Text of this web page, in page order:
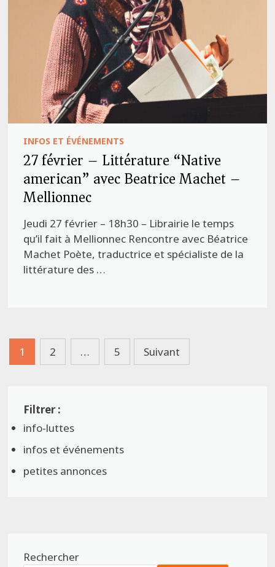
INFOS ET ÉVÉNEMENTS
27 février – Littérature “Native
american” avec Beatrice Machet –
Mellionnec
Jeudi 27 février – 18h30 – Librairie le temps
qu’il fait à Mellionnec Rencontre avec Béatrice
Machet Poète, traductrice et spécialiste de la
littérature des …
Pagination
1 2 … 5 Suivant
info-luttes
infos et événements
petites annonces
Rechercher